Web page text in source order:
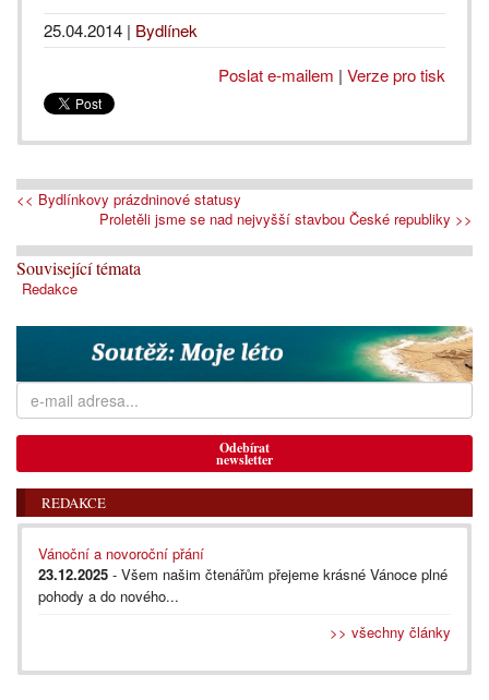
25.04.2014 | Bydlínek
Poslat e-mailem | Verze pro tisk
<< Bydlínkovy prázdninové statusy
Proletěli jsme se nad nejvyšší stavbou České republiky >>
Související témata
Redakce
Odebírat
newsletter
REDAKCE
Vánoční a novoroční přání
23.12.2025 - Všem našim čtenářům přejeme krásné Vánoce plné
pohody a do nového...
>> všechny články